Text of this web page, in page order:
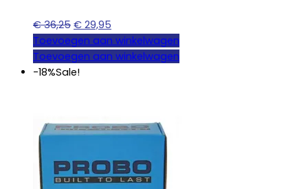
€36,25 Oorspronkelijke
prijs
was:
€ 36,25.
€ 29,95
prijs
is:
Toevoegen aan winkelwagen
Toevoegen aan winkelwagen
-18%Sale!